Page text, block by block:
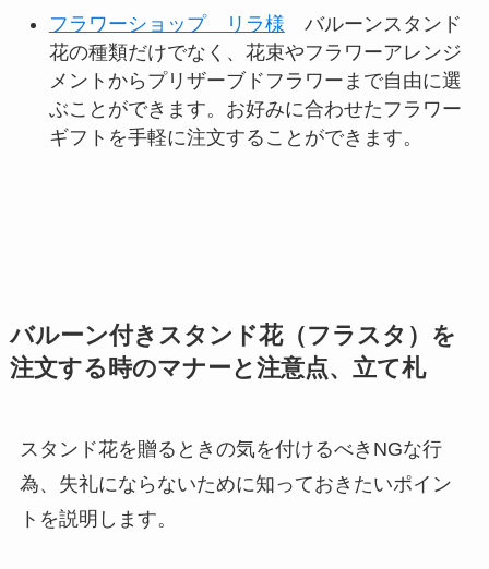
フラワーショップ リラ様 バルーンスタンド
花の種類だけでなく、花束やフラワーアレンジ
メントからプリザーブドフラワーまで自由に選
ぶことができます。お好みに合わせたフラワー
ギフトを手軽に注文することができます。
バルーン付きスタンド花（フラスタ）を
注文する時のマナーと注意点、立て札
スタンド花を贈るときの気を付けるべきNGな行
為、失礼にならないために知っておきたいポイン
トを説明します。